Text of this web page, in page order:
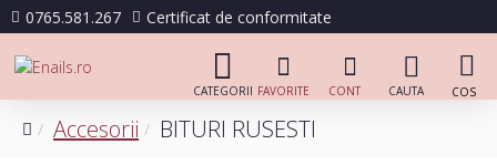
0765.581.267 Certificat de conformitate
Accesorii BITURI RUSESTI